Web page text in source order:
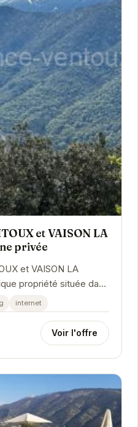
et VAISON LA
privée
et VAISON LA
propriété située dans
sur-Ouvèze. Offrant
internet
Voir l'offre